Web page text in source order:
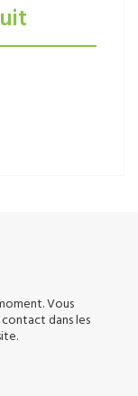
Vous
dans les